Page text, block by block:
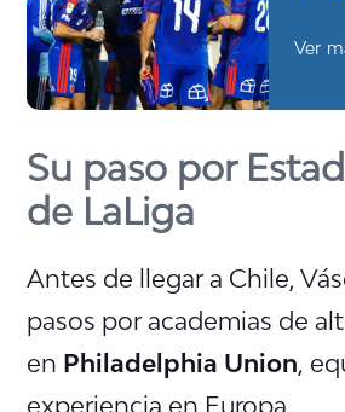
Ver
Su paso por
de LaLiga
Antes de llegar a Chile,
pasos por academias de
en Philadelphia Union,
experiencia en Europa.